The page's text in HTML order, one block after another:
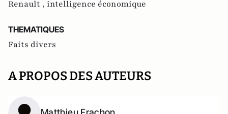
Renault , intelligence économique
THEMATIQUES
Faits divers
A PROPOS DES AUTEURS